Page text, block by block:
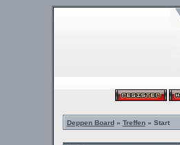
Deppen Board» Treffen» Start